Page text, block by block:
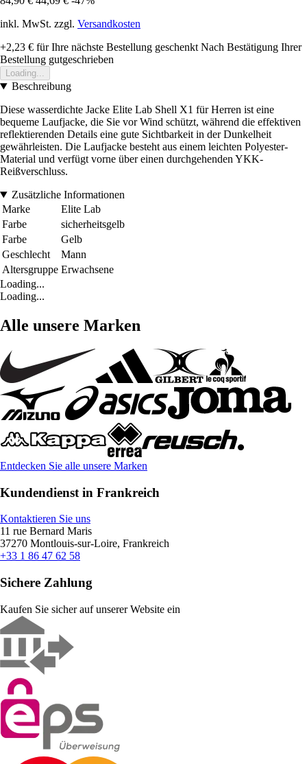
inkl. MwSt. zzgl. Versandkosten
+2,23 € für Ihre nächste Bestellung geschenkt Nach Bestätigung Ihrer
Bestellung gutgeschrieben
Loading...
Beschreibung
Diese wasserdichte Jacke Elite Lab Shell X1 für Herren ist eine
bequeme Laufjacke, die Sie vor Wind schützt, während die effektiven
reflektierenden Details eine gute Sichtbarkeit in der Dunkelheit
gewährleisten. Die Laufjacke besteht aus einem leichten Polyester-
Material und verfügt vorne über einen durchgehenden YKK-
Reißverschluss.
Zusätzliche Informationen
Marke
Elite Lab
Farbe
sicherheitsgelb
Farbe
Gelb
Geschlecht
Mann
Altersgruppe Erwachsene
Loading...
Loading...
Alle unsere Marken
Entdecken Sie alle unsere Marken
Kundendienst in Frankreich
Kontaktieren Sie uns
11 rue Bernard Maris
37270 Montlouis-sur-Loire, Frankreich
+33 1 86 47 62 58
Sichere Zahlung
Kaufen Sie sicher auf unserer Website ein